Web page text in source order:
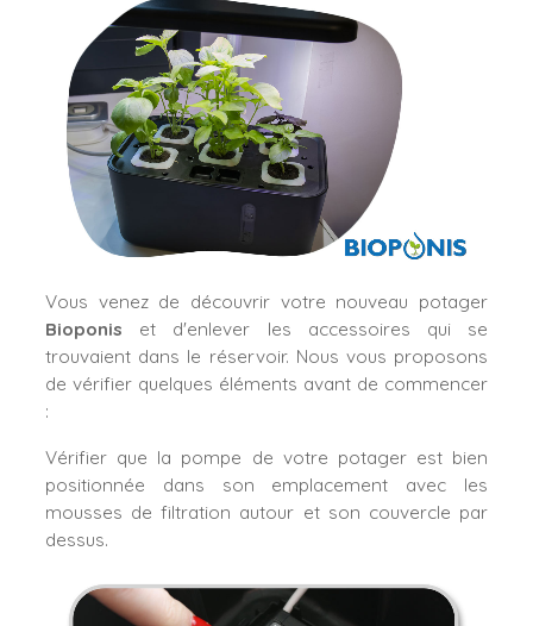
Vous venez de découvrir votre nouveau potager
Bioponis et d'enlever les accessoires qui se
trouvaient dans le réservoir. Nous vous proposons
de vérifier quelques éléments avant de commencer
:
Vérifier que la pompe de votre potager est bien
positionnée dans son emplacement avec les
mousses de filtration autour et son couvercle par
dessus.